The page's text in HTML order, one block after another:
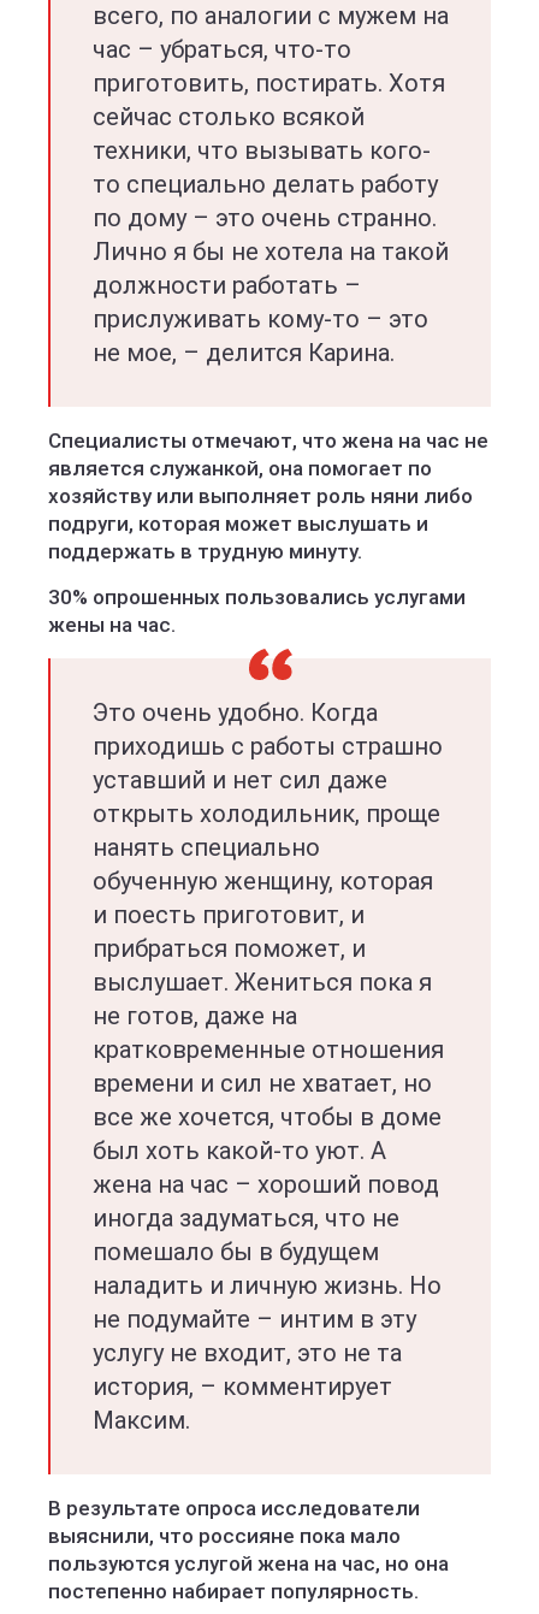
всего, по аналогии с мужем на
час – убраться, что-то
приготовить, постирать. Хотя
сейчас столько всякой
техники, что вызывать кого-
то специально делать работу
по дому – это очень странно.
Лично я бы не хотела на такой
должности работать –
прислуживать кому-то – это
не мое, – делится Карина.
Специалисты отмечают, что жена на час не
является служанкой, она помогает по
хозяйству или выполняет роль няни либо
подруги, которая может выслушать и
поддержать в трудную минуту.
30% опрошенных пользовались услугами
жены на час.
Это очень удобно. Когда
приходишь с работы страшно
уставший и нет сил даже
открыть холодильник, проще
нанять специально
обученную женщину, которая
и поесть приготовит, и
прибраться поможет, и
выслушает. Жениться пока я
не готов, даже на
кратковременные отношения
времени и сил не хватает, но
все же хочется, чтобы в доме
был хоть какой-то уют. А
жена на час – хороший повод
иногда задуматься, что не
помешало бы в будущем
наладить и личную жизнь. Но
не подумайте – интим в эту
услугу не входит, это не та
история, – комментирует
Максим.
В результате опроса исследователи
выяснили, что россияне пока мало
пользуются услугой жена на час, но она
постепенно набирает популярность.